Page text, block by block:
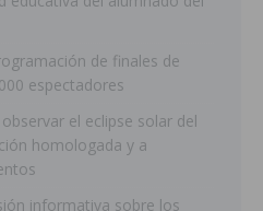
de finales de
espectadores
el eclipse solar del
homologada y a
informativa sobre los